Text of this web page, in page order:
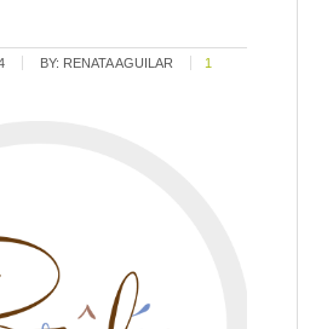
BY: RENATA AGUILAR
1